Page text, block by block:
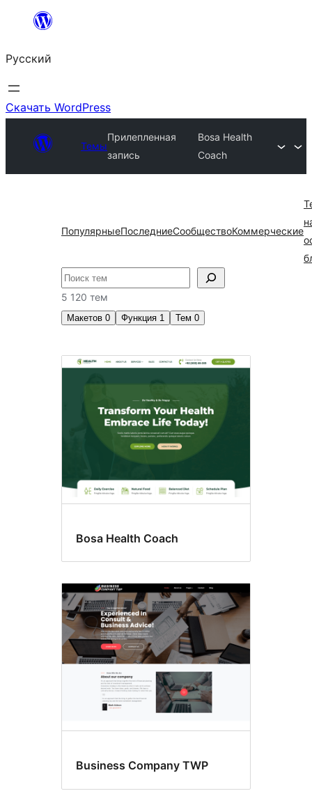
Перейти
содержимому
Русский
Скачать WordPress
Темы
Прилепленная
запись
Bosa Health
Coach
ПопулярныеПоследниеСообществоКоммерческие
Поиск
5 120 тем
Макетов 0 Функция 1 Тем 0
Прилепленная
запись
Bosa Health Coach
Business Company TWP